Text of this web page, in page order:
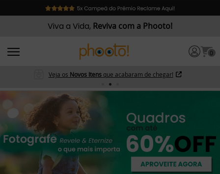
Viva a Vida, Reviva com a Phooto!
0
Veja os Novos Itens que acabaram de chegar!